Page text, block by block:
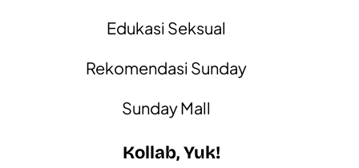
Edukasi Seksual
Rekomendasi Sunday
Sunday Mall
Kollab, Yuk!